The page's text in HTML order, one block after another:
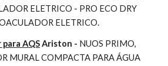
ELETRICO - PRO ECO DRY
ELETRICO.
AQS Ariston - NUOS PRIMO,
MURAL COMPACTA PARA ÁGUA